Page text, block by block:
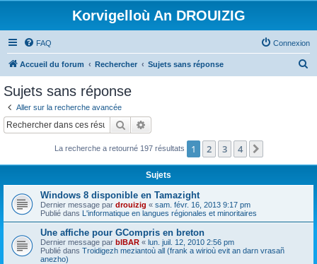
Korvigelloù An DROUIZIG
FAQ Connexion
Accueil du forum Rechercher Sujets sans réponse
c
Sujets sans réponse
Aller sur la recherche avancée
Rechercher
La recherche a retourné 197 résultats 1 2 3 4
Sujets
Windows 8 disponible en Tamazight
Dernier message par drouizig « sam. févr. 16, 2013 9:17 pm
Publié dans L'informatique en langues régionales et minoritaires
Une affiche pour GCompris en breton
Dernier message par bIBAR « lun. juil. 12, 2010 2:56 pm
Publié dans Troidigezh meziantoù all (frank a wirioù evit an darn vrasañ
anezho)